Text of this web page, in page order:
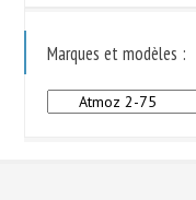
Marques et modèles :
Marques